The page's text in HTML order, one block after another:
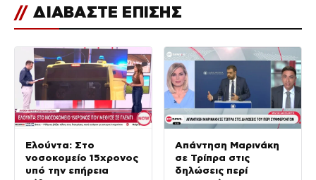
// ΔΙΑΒΑΣΤΕ ΕΠΙΣΗΣ
Ελούντα: Στο
νοσοκομείο 15χρονος
υπό την επήρεια
Απάντηση Μαρινάκη
σε Τρίπρα στις
δηλώσεις περί